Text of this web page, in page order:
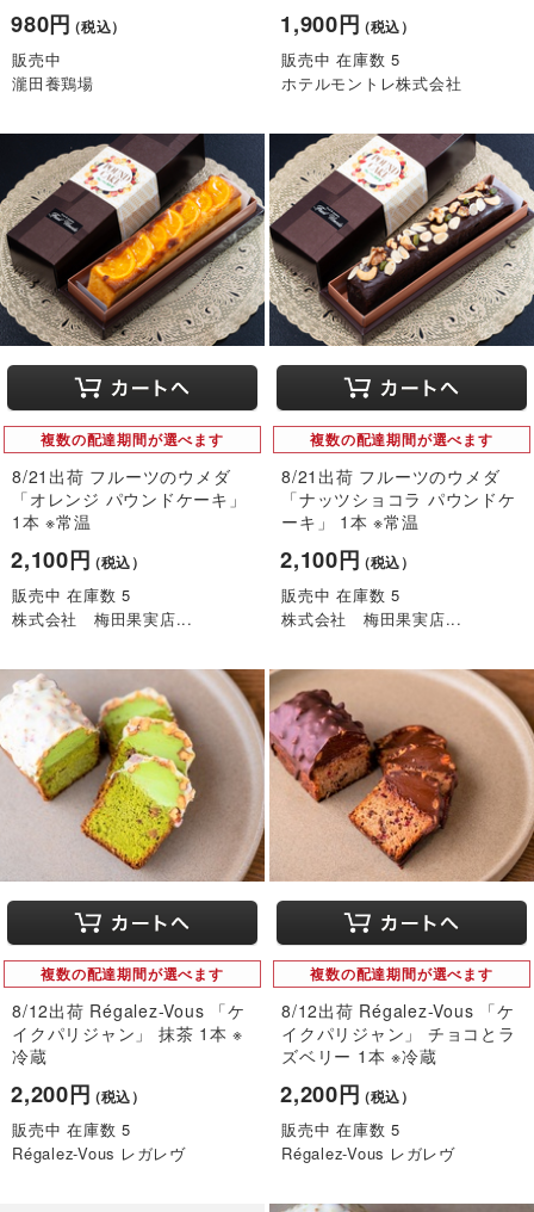
980円（税込）
販売中
瀧田養鶏場
1,900円（税込）
販売中 在庫数 5
ホテルモントレ株式会社
複数の配達期間が選べます
8/21出荷 フルーツのウメダ
「オレンジ パウンドケーキ」
1本 ※常温
2,100円（税込）
販売中 在庫数 5
株式会社 梅田果実店...
複数の配達期間が選べます
8/21出荷 フルーツのウメダ
「ナッツショコラ パウンドケ
ーキ」 1本 ※常温
2,100円（税込）
販売中 在庫数 5
株式会社 梅田果実店...
複数の配達期間が選べます
8/12出荷 Régalez-Vous 「ケ
イクパリジャン」 抹茶 1本 ※
冷蔵
2,200円（税込）
販売中 在庫数 5
Régalez-Vous レガレヴ
複数の配達期間が選べます
8/12出荷 Régalez-Vous 「ケ
イクパリジャン」 チョコとラ
ズベリー 1本 ※冷蔵
2,200円（税込）
販売中 在庫数 5
Régalez-Vous レガレヴ